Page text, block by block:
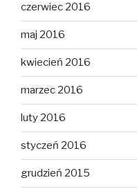
czerwiec 2016
maj 2016
kwiecień 2016
marzec 2016
luty 2016
styczeń 2016
grudzień 2015